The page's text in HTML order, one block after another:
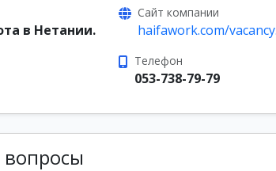
в Нетании.
Сайт компании
haifawork.com/
Телефон
053-738-79-79
вопросы